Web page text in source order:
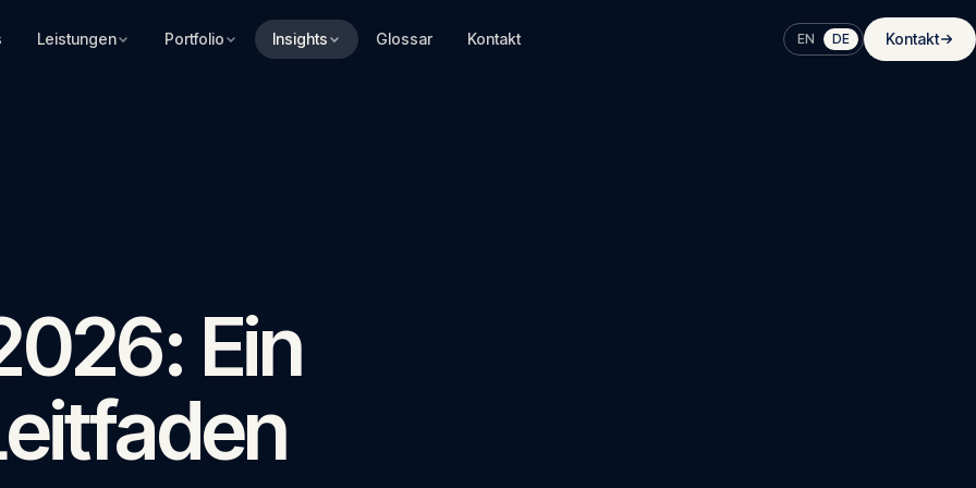
Leistungen Portfolio Insights Glossar Kontakt EN DE Kontakt
Ein